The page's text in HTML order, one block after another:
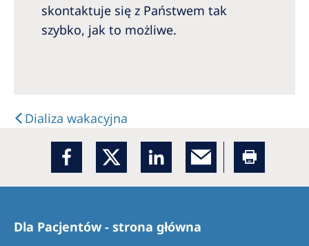
Philippines
NephroCare International
Global Website
skontaktuje się z Państwem tak
szybko, jak to możliwe.
Dializa wakacyjna
Dla Pacjentów - strona główna